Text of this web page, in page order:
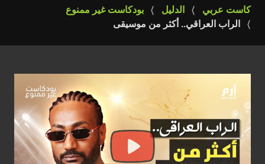
كاست عربي الدليل
بودكاست غير ممنوع
الراب العراقي.. أكثر من موسيقى